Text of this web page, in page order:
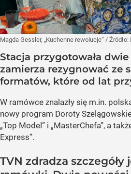
Magda Gessler, „Kuchenne rewolucje” / Źródło:
Stacja przygotowała
zamierza rezygnować ze
formatów, które od lat
W ramówce znalazły się m.in.
nowy program Doroty
„Top Model” i „MasterChefa”, a
Express”.
TVN zdradza szczegóły